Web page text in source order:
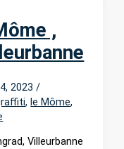
,
2023/
,le Môme,
Villeurbanne